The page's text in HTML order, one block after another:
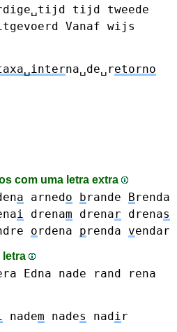
tijd
tweede
Vanaf wijs
na␣de␣retorno
com uma letra extra
a arnedo brande Brenda
i drenam drenar drenas
ordena prenda vendar
letra
Edna nade rand rena
nadem nades nadir